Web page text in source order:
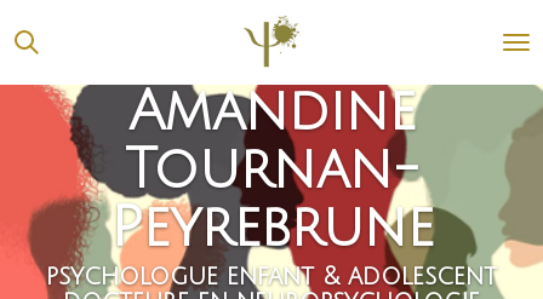
Passer
au
contenu
principal
Amandine
Tournan-
Peyrebrune
psychologue enfant & adolescent